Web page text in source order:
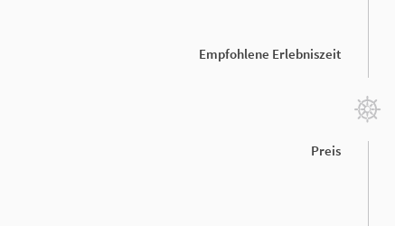
Empfohlene Erlebniszeit
Preis